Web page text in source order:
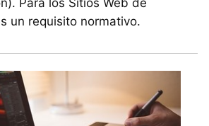
un requisito normativo.